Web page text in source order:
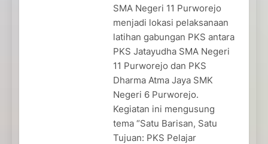
SMA Negeri 11 Purworejo
menjadi lokasi pelaksanaan
latihan gabungan PKS antara
PKS Jatayudha SMA Negeri
11 Purworejo dan PKS
Dharma Atma Jaya SMK
Negeri 6 Purworejo.
Kegiatan ini mengusung
tema “Satu Barisan, Satu
Tujuan: PKS Pelajar